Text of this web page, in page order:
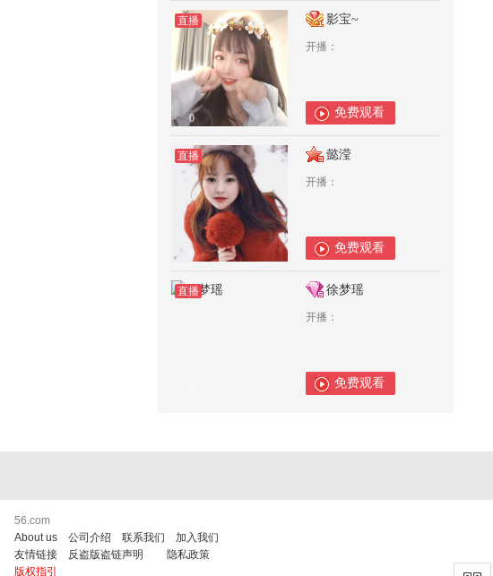
直播
0
影宝~
开播：
免费观看
直播
0
懿滢
开播：
免费观看
直播 徐梦瑶
开播：
免费观看
56.com
About us
公司介绍 联系我们
加入我们
友情链接
反盗版盗链声明
隐私政策
版权指引